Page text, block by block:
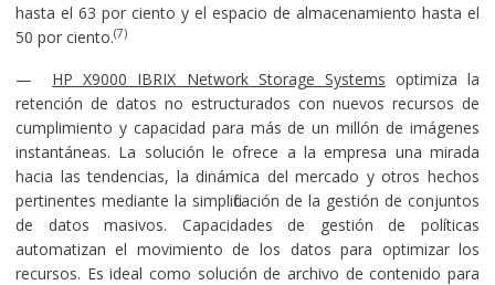
hasta el 63 por ciento y el espacio de almacenamiento hasta el
50 por ciento.(7)
— HP X9000 IBRIX Network Storage Systems optimiza la
retención de datos no estructurados con nuevos recursos de
cumplimiento y capacidad para más de un millón de imágenes
instantáneas. La solución le ofrece a la empresa una mirada
hacia las tendencias, la dinámica del mercado y otros hechos
pertinentes mediante la simplificación de la gestión de conjuntos
de datos masivos. Capacidades de gestión de políticas
automatizan el movimiento de los datos para optimizar los
recursos. Es ideal como solución de archivo de contenido para